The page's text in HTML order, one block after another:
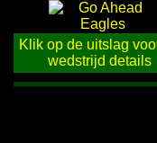
Klik op de uitslag
wedstrijd details